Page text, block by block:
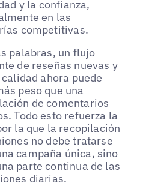
y la confianza,
en las
competitivas.
palabras, un flujo
de reseñas nuevas y
ahora puede
peso que una
de comentarios
Todo esto refuerza la
la que la recopilación
no debe tratarse
campaña única, sino
parte continua de las
diarias.